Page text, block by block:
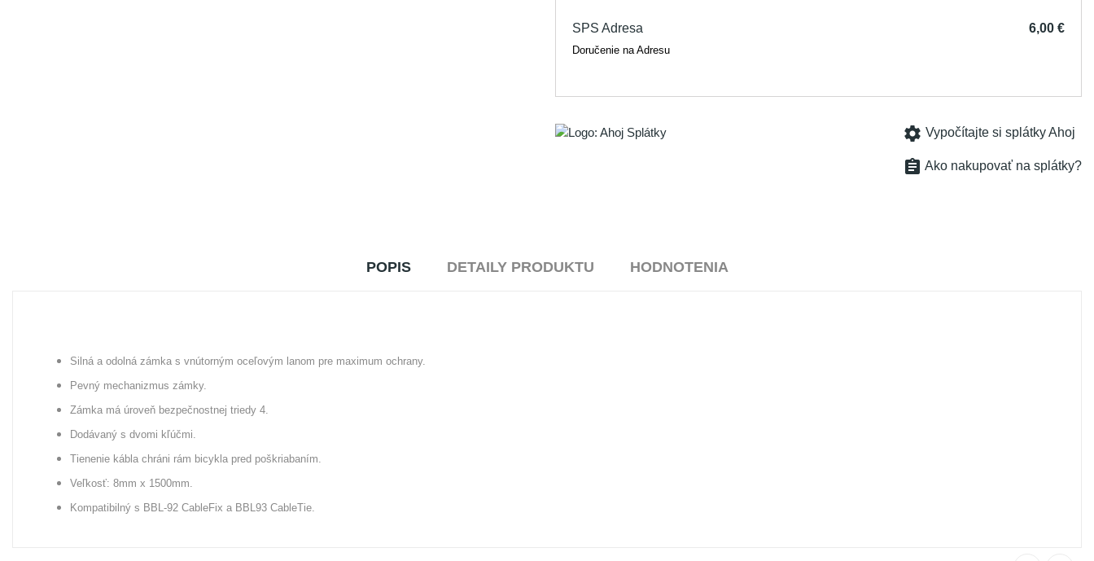
SPS Adresa 6,00 €
Doručenie na Adresu
settings Vypočítajte si splátky Ahoj
assignment Ako nakupovať na splátky?
POPIS DETAILY PRODUKTU HODNOTENIA
Silná a odolná zámka s vnútorným oceľovým lanom pre maximum ochrany.
Pevný mechanizmus zámky.
Zámka má úroveň bezpečnostnej triedy 4.
Dodávaný s dvomi kľúčmi.
Tienenie kábla chráni rám bicykla pred poškriabaním.
Veľkosť: 8mm x 1500mm.
Kompatibilný s BBL-92 CableFix a BBL93 CableTie.